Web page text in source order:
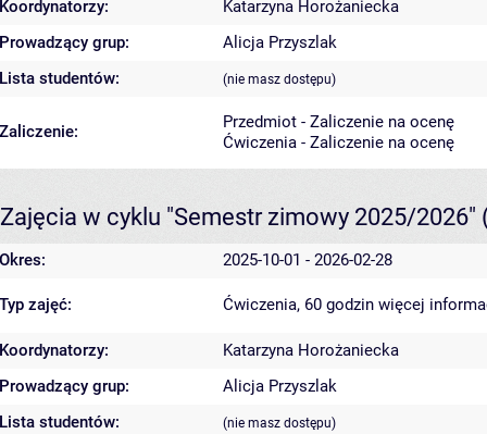
Koordynatorzy:
Katarzyna Horożaniecka
Prowadzący grup:
Alicja Przyszlak
Lista studentów:
(nie masz dostępu)
Zaliczenie:
Przedmiot - Zaliczenie na ocenę
Ćwiczenia - Zaliczenie na ocenę
Zajęcia w cyklu "Semestr zimowy 2025/2026"
Okres: 2025-10-01 - 2026-02-28
Typ zajęć: Ćwiczenia, 60 godzin więcej
Koordynatorzy:
Katarzyna Horożaniecka
Prowadzący grup:
Alicja Przyszlak
Lista studentów:
(nie masz dostępu)